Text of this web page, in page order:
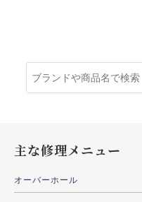
索:
主な修理メニュー
オーバーホール